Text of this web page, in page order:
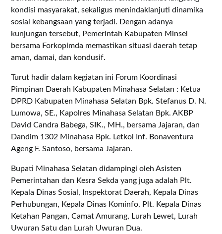
kondisi masyarakat, sekaligus menindaklanjuti dinamika
sosial kebangsaan yang terjadi. Dengan adanya
kunjungan tersebut, Pemerintah Kabupaten Minsel
bersama Forkopimda memastikan situasi daerah tetap
aman, damai, dan kondusif.
Turut hadir dalam kegiatan ini Forum Koordinasi
Pimpinan Daerah Kabupaten Minahasa Selatan : Ketua
DPRD Kabupaten Minahasa Selatan Bpk. Stefanus D. N.
Lumowa, SE., Kapolres Minahasa Selatan Bpk. AKBP
David Candra Babega, SIK., MH., bersama Jajaran, dan
Dandim 1302 Minahasa Bpk. Letkol Inf. Bonaventura
Ageng F. Santoso, bersama Jajaran.
Bupati Minahasa Selatan didampingi oleh Asisten
Pemerintahan dan Kesra Sekda yang juga adalah Plt.
Kepala Dinas Sosial, Inspektorat Daerah, Kepala Dinas
Perhubungan, Kepala Dinas Kominfo, Plt. Kepala Dinas
Ketahan Pangan, Camat Amurang, Lurah Lewet, Lurah
Uwuran Satu dan Lurah Uwuran Dua.